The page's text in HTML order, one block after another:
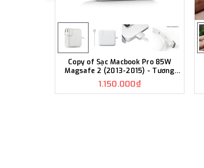
Copy of Sạc Macbook Pro 85W
Magsafe 2 (2013-2015) - Tương
Thích 15 inch MC506
1.150.000₫